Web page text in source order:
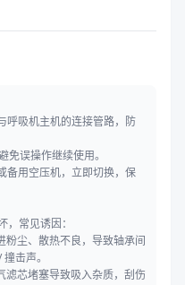
呼吸机主机的连接管路，防
免误操作继续使用。
备用空压机，立即切换，保
，常见诱因：
粉尘、散热不良，导致轴承间
击声。
滤芯堵塞导致吸入杂质，刮伤